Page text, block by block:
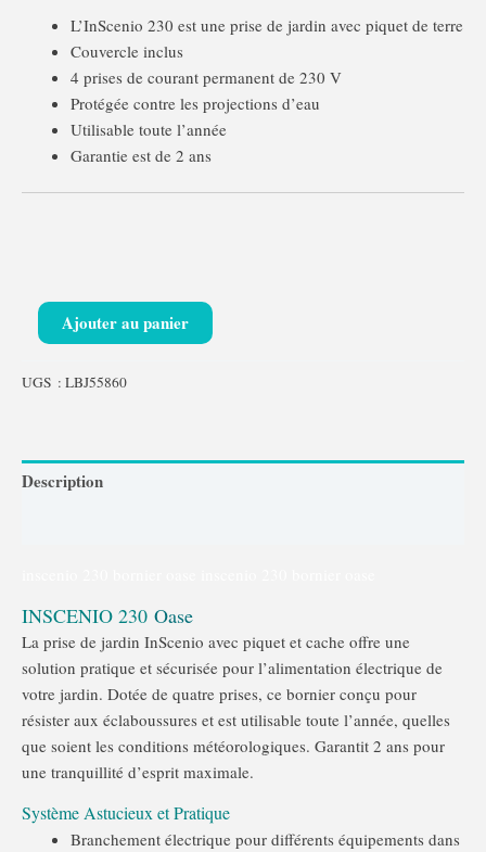
L’InScenio 230 est une prise de jardin avec piquet de terre
Couvercle inclus
4 prises de courant permanent de 230 V
Protégée contre les projections d’eau
Utilisable toute l’année
Garantie est de 2 ans
Ajouter au panier
UGS : LBJ55860
Description
INSCENIO 230 Oase
La prise de jardin InScenio avec piquet et cache offre une
solution pratique et sécurisée pour l’alimentation électrique de
votre jardin. Dotée de quatre prises, ce bornier conçu pour
résister aux éclaboussures et est utilisable toute l’année, quelles
que soient les conditions météorologiques. Garantit 2 ans pour
une tranquillité d’esprit maximale.
Système Astucieux et Pratique
Branchement électrique pour différents équipements dans